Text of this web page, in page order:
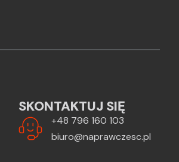
SKONTAKTUJ SIĘ
+48 796 160 103
biuro@naprawczesc.pl